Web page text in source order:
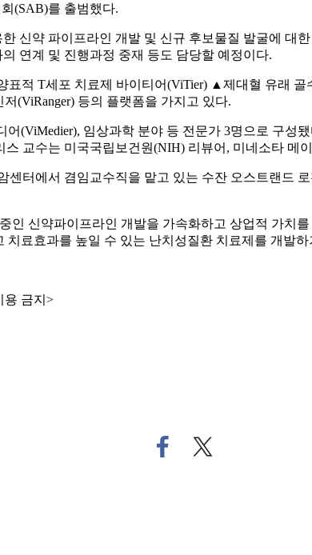
(SAB)를 출범했다.
신약 파이프라인 개발 및 신규 후보물질 발굴에 대
연계 및 진행과정 중재 등도 담당할 예정이다.
적 T세포 치료제 바이티어(ViTier) ▲제대혈 유래
(ViRanger) 등의 플랫폼을 가지고 있다.
어(ViMedier), 임상과학 분야 등 전문가 3명으로 구
스 교수는 미국국립보건원(NIH) 리뷰어, 미네소타 메
터에서 겸임교수직을 맡고 있는 수잔 오스트랜드 로
인 신약파이프라인 개발을 가속화하고 상업적 가치
료효과를 높일 수 있는 난치성질환 치료제를 개발
용 금지>
페
이
트
위